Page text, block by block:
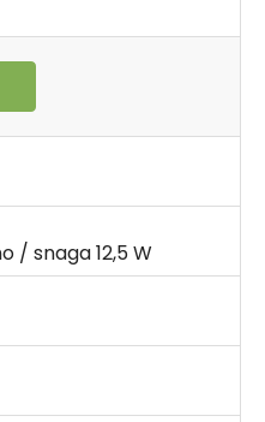
/ snaga 12,5 W